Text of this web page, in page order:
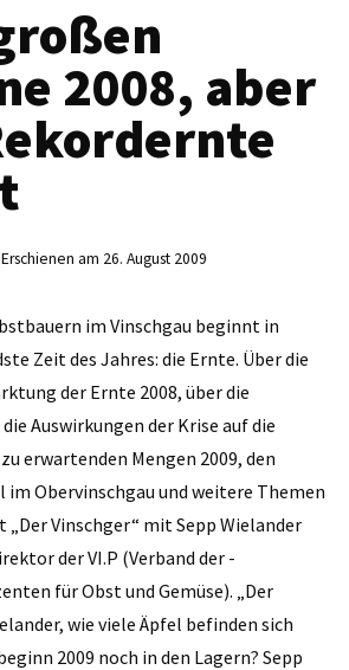
2008, aber
am 26. August 2009
im Vinschgau beginnt in
Zeit des ­Jahres: die Ernte. Über die
der Ernte 2008, über die
Auswirkungen der Krise auf die
erwartenden Mengen 2009, den
im Obervinschgau und weitere Themen
„Der Vinschger“ mit Sepp ­Wielander
der VI.P (Verband der
für Obst und Gemüse). „Der
wie viele Äpfel befinden sich
2009 noch in den Lagern? Sepp